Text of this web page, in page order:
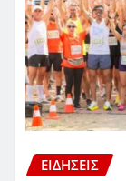
ΕΙΔΗΣΕΙΣ